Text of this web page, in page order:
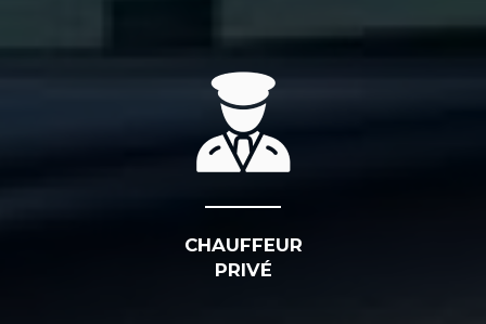
CHAUFFEUR
PRIVÉ